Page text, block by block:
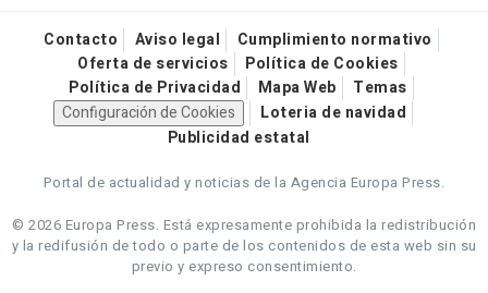
Contacto Aviso legal
Cumplimiento normativo
Oferta de servicios
Política de Cookies
Política de Privacidad
Mapa Web
Temas
Configuración de Cookies
Loteria de navidad
Publicidad estatal
Portal de actualidad y noticias de la Agencia Europa Press.
© 2026 Europa Press. Está expresamente prohibida la redistribución
y la redifusión de todo o parte de los contenidos de esta web sin su
previo y expreso consentimiento.